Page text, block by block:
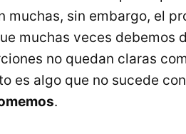
muchas, sin embargo, el
muchas veces debemos
no quedan claras
es algo que no sucede con
.